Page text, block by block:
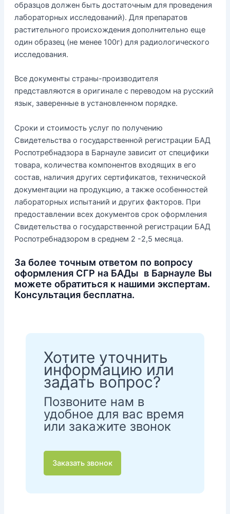
образцов должен быть достаточным для проведения
лабораторных исследований). Для препаратов
растительного происхождения дополнительно еще
один образец (не менее 100г) для радиологического
исследования.
Все документы страны-производителя
представляются в оригинале с переводом на русский
язык, заверенные в установленном порядке.
Сроки и стоимость услуг по получению
Свидетельства о государственной регистрации БАД
Роспотребнадзора в Барнауле зависит от специфики
товара, количества компонентов входящих в его
состав, наличия других сертификатов, технической
документации на продукцию, а также особенностей
лабораторных испытаний и других факторов. При
предоставлении всех документов срок оформления
Свидетельства о государственной регистрации БАД
Роспотребнадзором в среднем 2 -2,5 месяца.
За более точным ответом по вопросу
оформления СГР на БАДы в Барнауле Вы
можете обратиться к нашими экспертам.
Консультация бесплатна.
Хотите уточнить
информацию или
задать вопрос?
Позвоните нам в
удобное для вас время
или закажите звонок
Заказать звонок